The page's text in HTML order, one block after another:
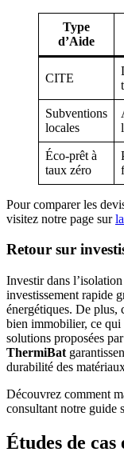
Type
d’Aide
CITE
Subventions
locales
Éco-prêt à
taux zéro
Pour comparer les
visitez notre page sur
Retour sur
Investir dans
investissement rapide
énergétiques. De plus,
bien immobilier, ce qui
solutions proposées
ThermiBat
durabilité des
Découvrez comment
consultant notre guide
Études de